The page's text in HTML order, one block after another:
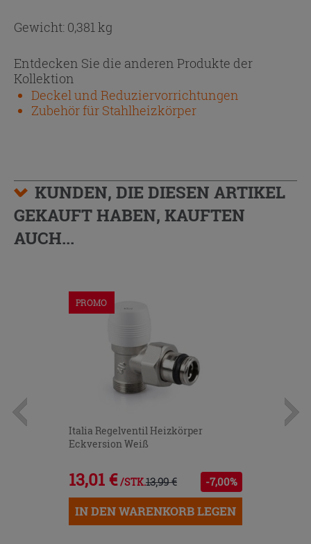
Gewicht: 0,381 kg
Entdecken Sie die anderen Produkte der
Kollektion
Deckel und Reduziervorrichtungen
Zubehör für Stahlheizkörper
KUNDEN, DIE DIESEN ARTIKEL
GEKAUFT HABEN, KAUFTEN
AUCH...
PROMO
Italia Regelventil Heizkörper
Eckversion Weiß
13,01 € /STK.13,99 € -7,00%
IN DEN WARENKORB LEGEN